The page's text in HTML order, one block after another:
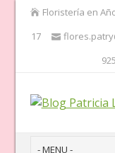
Floristería en
17